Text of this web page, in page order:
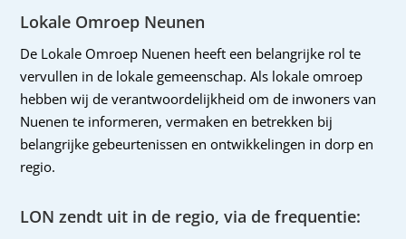
Lokale Omroep Neunen
De Lokale Omroep Nuenen heeft een belangrijke rol te
vervullen in de lokale gemeenschap. Als lokale omroep
hebben wij de verantwoordelijkheid om de inwoners van
Nuenen te informeren, vermaken en betrekken bij
belangrijke gebeurtenissen en ontwikkelingen in dorp en
regio.
LON zendt uit in de regio, via de frequentie: